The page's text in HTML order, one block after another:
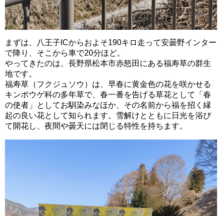
まずは、八王子ICからおよそ190キロ走って安曇野インター
で降り、そこから車で20分ほど。
やってきたのは、長野県松本市赤怒田にある福寿草の群生
地です。
福寿草（フクジュソウ）は、早春に黄金色の花を咲かせる
キンポウゲ科の多年草で、春一番を告げる草花として「春
の使者」としてお馴染みなほか、その名前から福を招く縁
起の良い花として知られます。雪解けとともに日光を浴び
て開花し、夜間や曇天には閉じる特性を持ちます。